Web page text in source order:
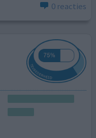
0 reacties